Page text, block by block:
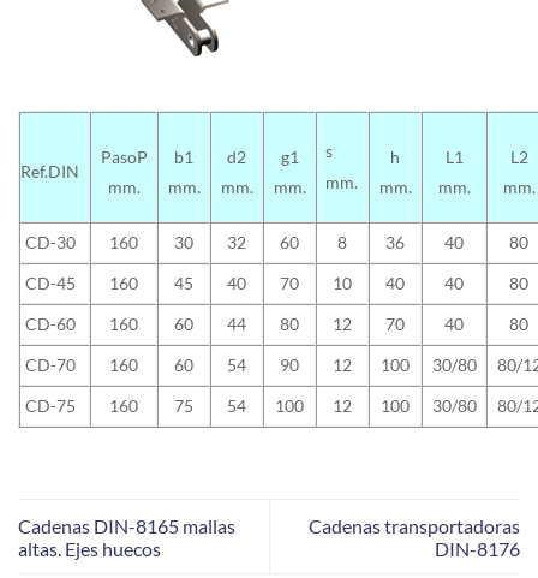
Ref.DIN
PasoP
mm.
b1
mm.
d2
mm.
g1
mm.
s
mm.
h
mm.
L1
mm.
L2
mm.
CD-30 160 30 32 60 8 36 40
80
CD-45
160 45 40 70 10 40 40
80
CD-60
160 60 44 80 12 70 40
80
CD-70
160 60 54 90 12 100 30/80
80/
CD-75
160 75 54 100 12 100 30/80 80/
Cadenas DIN-8165 mallas
altas. Ejes huecos
Cadenas transportadoras
DIN-8176